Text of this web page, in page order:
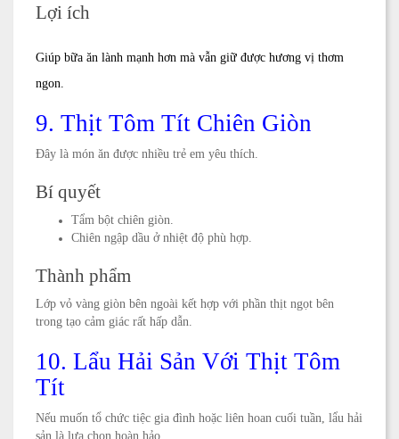
Lợi ích
Giúp bữa ăn lành mạnh hơn mà vẫn giữ được hương vị thơm
ngon.
9. Thịt Tôm Tít Chiên Giòn
Đây là món ăn được nhiều trẻ em yêu thích.
Bí quyết
Tẩm bột chiên giòn.
Chiên ngập dầu ở nhiệt độ phù hợp.
Thành phẩm
Lớp vỏ vàng giòn bên ngoài kết hợp với phần thịt ngọt bên
trong tạo cảm giác rất hấp dẫn.
10. Lẩu Hải Sản Với Thịt Tôm
Tít
Nếu muốn tổ chức tiệc gia đình hoặc liên hoan cuối tuần, lẩu hải
sản là lựa chọn hoàn hảo.